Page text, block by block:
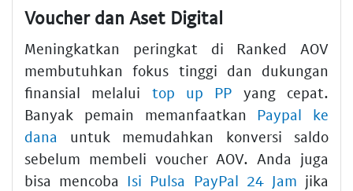
Voucher dan Aset Digital
Meningkatkan peringkat di Ranked AOV
membutuhkan fokus tinggi dan dukungan
finansial melalui top up PP yang cepat.
Banyak pemain memanfaatkan Paypal ke
dana untuk memudahkan konversi saldo
sebelum membeli voucher AOV. Anda juga
bisa mencoba Isi Pulsa PayPal 24 Jam jika